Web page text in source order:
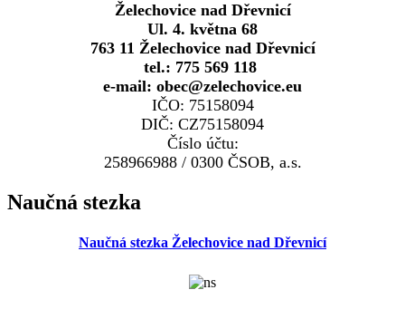
Želechovice nad Dřevnicí
Ul. 4. května 68
763 11 Želechovice nad Dřevnicí
tel.: 775 569 118
e-mail: obec@zelechovice.eu
IČO: 75158094
DIČ: CZ75158094
Číslo účtu:
258966988 / 0300 ČSOB, a.s.
Naučná stezka
Naučná stezka Želechovice nad Dřevnicí